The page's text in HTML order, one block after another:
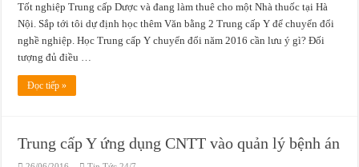
Tốt nghiệp Trung cấp Dược và đang làm thuê cho một Nhà thuốc tại Hà
Nội. Sắp tới tôi dự định học thêm Văn bằng 2 Trung cấp Y để chuyển đổi
nghề nghiệp. Học Trung cấp Y chuyển đổi năm 2016 cần lưu ý gì? Đối
tượng đủ điều …
Đọc tiếp »
Trung cấp Y ứng dụng CNTT vào quản lý bệnh án